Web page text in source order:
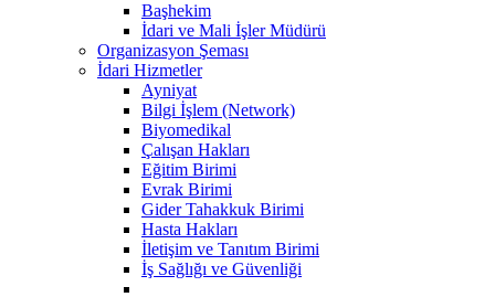
Başhekim
İdari ve Mali İşler Müdürü
Organizasyon Şeması
İdari Hizmetler
Ayniyat
Bilgi İşlem (Network)
Biyomedikal
Çalışan Hakları
Eğitim Birimi
Evrak Birimi
Gider Tahakkuk Birimi
Hasta Hakları
İletişim ve Tanıtım Birimi
İş Sağlığı ve Güvenliği